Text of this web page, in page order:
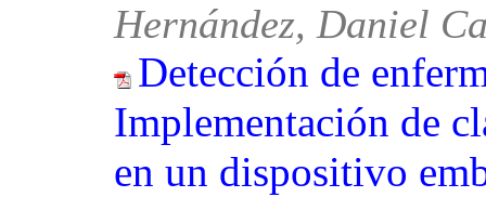
Hernández, Daniel
Detección de
Implementación de
en un dispositivo